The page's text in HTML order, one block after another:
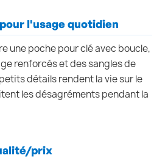
l'usage quotidien
une poche pour clé avec boucle,
renforcés et des sangles de
détails rendent la vie sur le
les désagréments pendant la
prix